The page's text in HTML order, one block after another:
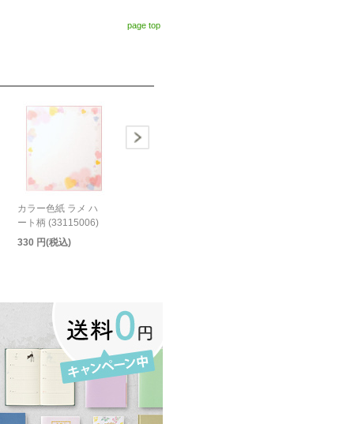
page top
カラー色紙 ラメ ハ
ート柄 (33115006)
330 円(税込)